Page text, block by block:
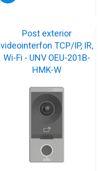
Post exterior
videointerfon TCP/IP, IR,
Wi-Fi - UNV OEU-201B-
HMK-W